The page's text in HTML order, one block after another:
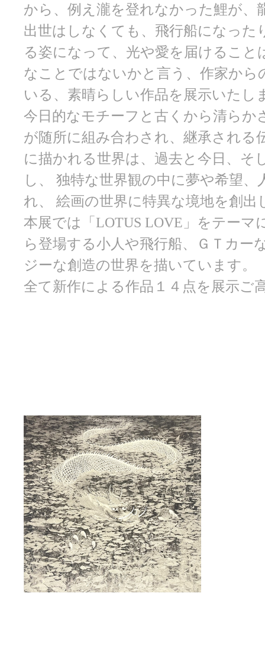
から、例え瀧を登れなかった鯉が、
出世はしなくても、飛行船になった
る姿になって、光や愛を届けること
なことではないかと言う、作家か
いる、素晴らしい作品を展示いたし
今日的なモチーフと古くから清らか
が随所に組み合わされ、継承される
に描かれる世界は、過去と今日、そ
し、 独特な世界観の中に夢や希望
れ、 絵画の世界に特異な境地を創出
本展では「LOTUS LOVE」をテーマ
ら登場する小人や飛行船、ＧＴカー
ジーな創造の世界を描いています。
全て新作による作品１４点を展示ご